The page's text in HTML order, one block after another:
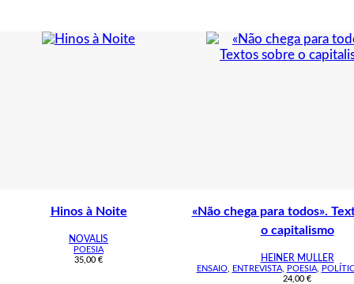
Hinos à Noite
NOVALIS
POESIA
35,00 €
«Não chega para todos».
o capitalismo
HEINER MULLER
ENSAIO, ENTREVISTA, POESIA,
24,00 €